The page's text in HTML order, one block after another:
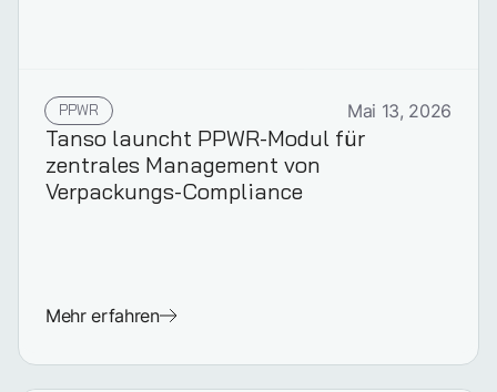
PPWR Mai 13, 2026
Tanso launcht PPWR-Modul für
zentrales Management von
Verpackungs-Compliance
Mehr erfahren